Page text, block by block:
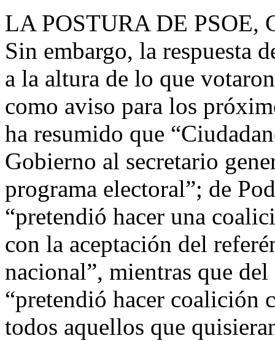
LA POSTURA DE PSOE,
Sin embargo, la respuesta
a la altura de lo que
como aviso para los
ha resumido que
Gobierno al secretario
programa electoral”; de
“pretendió hacer una
con la aceptación del
nacional”, mientras que
“pretendió hacer coalición
todos aquellos que